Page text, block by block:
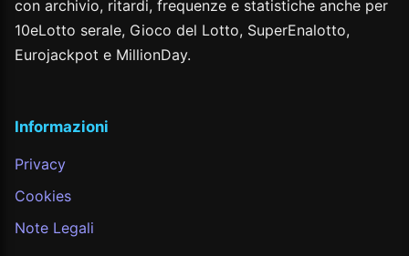
con archivio, ritardi, frequenze e statistiche anche per
10eLotto serale, Gioco del Lotto, SuperEnalotto,
Eurojackpot e MillionDay.
Informazioni
Privacy
Cookies
Note Legali